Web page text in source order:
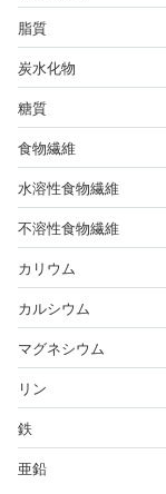
脂質
炭水化物
糖質
食物繊維
水溶性食物繊維
不溶性食物繊維
カリウム
カルシウム
マグネシウム
リン
鉄
亜鉛